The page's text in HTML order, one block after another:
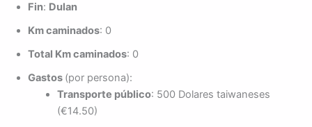
Fin: Dulan
Km caminados: 0
Total Km caminados: 0
Gastos (por persona):
Transporte público: 500 Dolares taiwaneses
(€14.50)